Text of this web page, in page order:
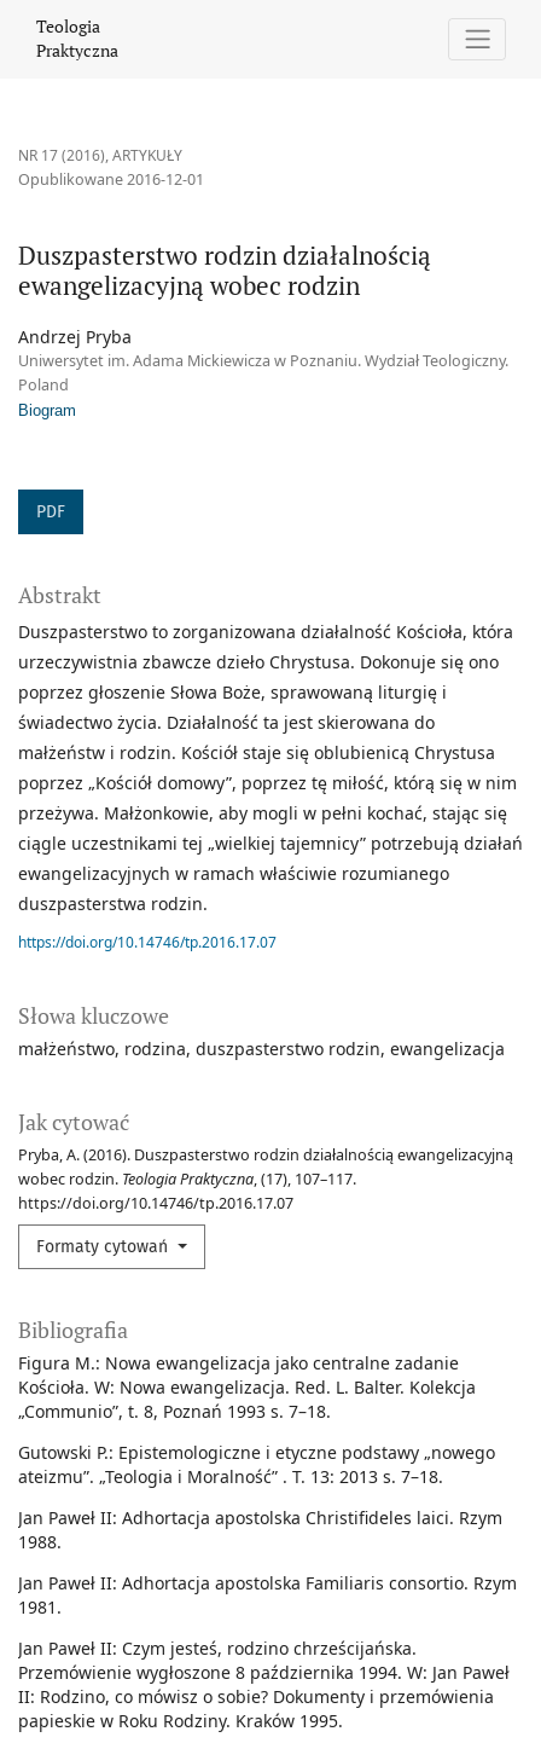
Teologia
Praktyczna
NR 17 (2016),ARTYKUŁY
Duszpasterstwo rodzin działalnością
ewangelizacyjną wobec rodzin
Opublikowane 2016-12-01
Andrzej Pryba
Uniwersytet im. Adama Mickiewicza w Poznaniu. Wydział Teologiczny.
Poland
Biogram
PDF
Słowa kluczowe
małżeństwo rodzina duszpasterstwo rodzin ewangelizacja
Jak cytować
Pryba, A. (2016). Duszpasterstwo rodzin działalnością ewangelizacyjną
wobec rodzin. Teologia Praktyczna, (17), 107–117.
https://doi.org/10.14746/tp.2016.17.07
Formaty cytowań
Abstrakt
Duszpasterstwo to zorganizowana działalność Kościoła, która
urzeczywistnia zbawcze dzieło Chrystusa. Dokonuje się ono
poprzez głoszenie Słowa Boże, sprawowaną liturgię i
świadectwo życia. Działalność ta jest skierowana do
małżeństw i rodzin. Kościół staje się oblubienicą Chrystusa
poprzez „Kościół domowy”, poprzez tę miłość, którą się w nim
przeżywa. Małżonkowie, aby mogli w pełni kochać, stając się
ciągle uczestnikami tej „wielkiej tajemnicy” potrzebują działań
ewangelizacyjnych w ramach właściwie rozumianego
duszpasterstwa rodzin.
https://doi.org/10.14746/tp.2016.17.07
Bibliografia
Figura M.: Nowa ewangelizacja jako centralne zadanie
Kościoła. W: Nowa ewangelizacja. Red. L. Balter. Kolekcja
„Communio”, t. 8, Poznań 1993 s. 7–18.
Gutowski P.: Epistemologiczne i etyczne podstawy „nowego
ateizmu”. „Teologia i Moralność” . T. 13: 2013 s. 7–18.
Jan Paweł II: Adhortacja apostolska Christifideles laici. Rzym
1988.
Jan Paweł II: Adhortacja apostolska Familiaris consortio. Rzym
1981.
Jan Paweł II: Czym jesteś, rodzino chrześcijańska.
Przemówienie wygłoszone 8 października 1994. W: Jan Paweł
II: Rodzino, co mówisz o sobie? Dokumenty i przemówienia
papieskie w Roku Rodziny. Kraków 1995.